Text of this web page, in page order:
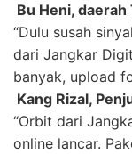
 Bu Heni,
“Dulu susah
dari Jangkar
banyak, upload
 Kang Rizal,
“Orbit dari
online lancar.